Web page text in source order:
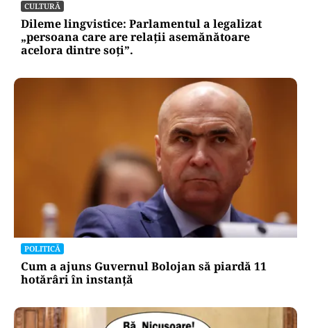
CULTURĂ
Dileme lingvistice: Parlamentul a legalizat
„persoana care are relații asemănătoare
acelora dintre soți”.
POLITICĂ
Cum a ajuns Guvernul Bolojan să piardă 11
hotărâri în instanță